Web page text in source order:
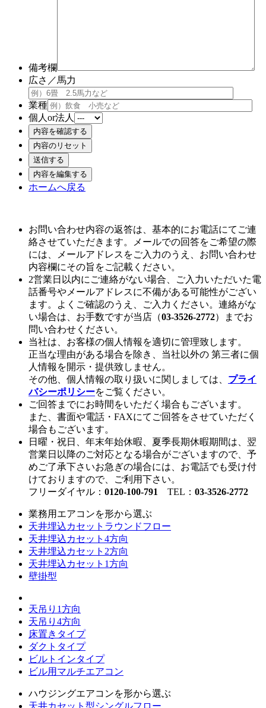
備考欄
広さ／馬力
業種
個人or法人
ホームへ戻る
お問い合わせ内容の返答は、基本的にお電話にてご連
絡させていただきます。メールでの回答をご希望の際
には、メールアドレスをご入力のうえ、お問い合わせ
内容欄にその旨をご記載ください。
2営業日以内にご連絡がない場合、ご入力いただいた電
話番号やメールアドレスに不備がある可能性がござい
ます。よくご確認のうえ、ご入力ください。連絡がな
い場合は、お手数ですが当店（03-3526-2772）までお
問い合わせください。
当社は、お客様の個人情報を適切に管理致します。
正当な理由がある場合を除き、当社以外の 第三者に個
人情報を開示・提供致しません。
その他、個人情報の取り扱いに関しましては、 プライ
バシーポリシーをご覧ください。
ご回答までにお時間をいただく場合もございます。
また、書面や電話・FAXにてご回答をさせていただく
場合もございます。
日曜・祝日、年末年始休暇、夏季長期休暇期間は、翌
営業日以降のご対応となる場合がございますので、予
めご了承下さいお急ぎの場合には、お電話でも受け付
けておりますので、ご利用下さい。
フリーダイヤル： 0120-100-791 TEL： 03-3526-2772
業務用エアコンを形から選ぶ
天井埋込カセットラウンドフロー
天井埋込カセット4方向
天井埋込カセット2方向
天井埋込カセット1方向
壁掛型
天吊り1方向
天吊り4方向
床置きタイプ
ダクトタイプ
ビルトインタイプ
ビル用マルチエアコン
ハウジングエアコンを形から選ぶ